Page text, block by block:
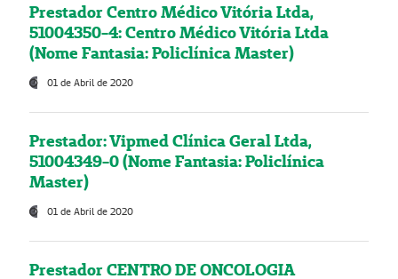
Prestador Centro Médico Vitória Ltda,
51004350-4: Centro Médico Vitória Ltda
(Nome Fantasia: Policlínica Master)
01 de Abril de 2020
Prestador: Vipmed Clínica Geral Ltda,
51004349-0 (Nome Fantasia: Policlínica
Master)
01 de Abril de 2020
Prestador CENTRO DE ONCOLOGIA